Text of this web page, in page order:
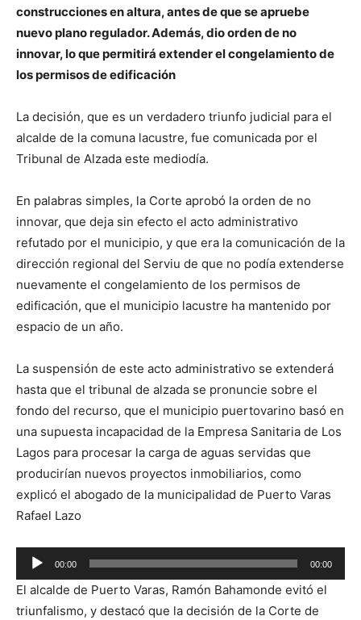
construcciones en altura, antes de que se apruebe
nuevo plano regulador. Además, dio orden de no
innovar, lo que permitirá extender el congelamiento de
los permisos de edificación
La decisión, que es un verdadero triunfo judicial para el
alcalde de la comuna lacustre, fue comunicada por el
Tribunal de Alzada este mediodía.
En palabras simples, la Corte aprobó la orden de no
innovar, que deja sin efecto el acto administrativo
refutado por el municipio, y que era la comunicación de la
dirección regional del Serviu de que no podía extenderse
nuevamente el congelamiento de los permisos de
edificación, que el municipio lacustre ha mantenido por
espacio de un año.
La suspensión de este acto administrativo se extenderá
hasta que el tribunal de alzada se pronuncie sobre el
fondo del recurso, que el municipio puertovarino basó en
una supuesta incapacidad de la Empresa Sanitaria de Los
Lagos para procesar la carga de aguas servidas que
producirían nuevos proyectos inmobiliarios, como
explicó el abogado de la municipalidad de Puerto Varas
Rafael Lazo
Reproductor
de
audio
00:00 00:00
El alcalde de Puerto Varas, Ramón Bahamonde evitó el
triunfalismo, y destacó que la decisión de la Corte de